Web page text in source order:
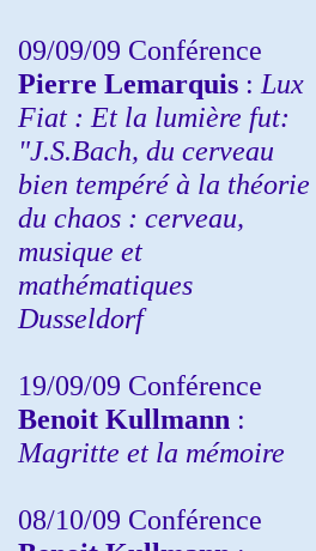
09/09/09 Conférence
Pierre Lemarquis : Lux
Fiat : Et la lumière fut:
"J.S.Bach, du cerveau
bien tempéré à la théorie
du chaos : cerveau,
musique et
mathématiques
Dusseldorf
19/09/09 Conférence
Benoit Kullmann :
Magritte et la mémoire
08/10/09 Conférence